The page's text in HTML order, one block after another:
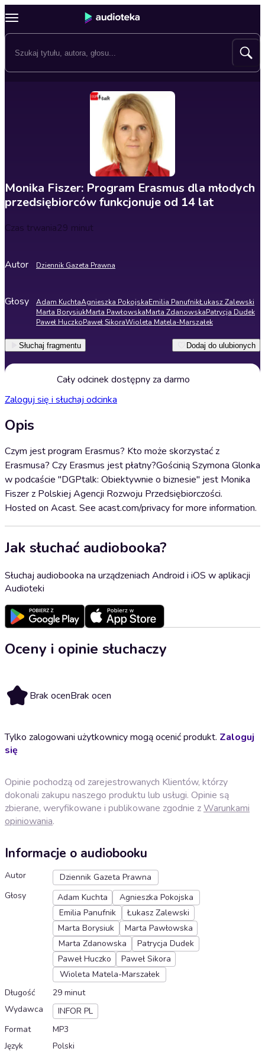
Monika Fiszer: Program Erasmus dla młodych
przedsiębiorców funkcjonuje od 14 lat
Czas trwania29 minut
Autor Dziennik Gazeta Prawna
Głosy Adam KuchtaAgnieszka PokojskaEmilia PanufnikŁukasz Zalewski
Marta BorysiukMarta PawłowskaMarta ZdanowskaPatrycja Dudek
Paweł HuczkoPaweł SikoraWioleta Matela-Marszałek
Słuchaj fragmentu Dodaj do ulubionych
Cały odcinek dostępny za darmo
Zaloguj się i słuchaj odcinka
Opis
Czym jest program Erasmus? Kto może skorzystać z
Erasmusa? Czy Erasmus jest płatny?Gościnią Szymona Glonka
w podcaście "DGPtalk: Obiektywnie o biznesie" jest Monika
Fiszer z Polskiej Agencji Rozwoju Przedsiębiorczości.
Hosted on Acast. See acast.com/privacy for more information.
Jak słuchać audiobooka?
Słuchaj audiobooka na urządzeniach Android i iOS w aplikacji
Audioteki
Oceny i opinie słuchaczy
Brak ocenBrak ocen
Tylko zalogowani użytkownicy mogą ocenić produkt. Zaloguj
się
Opinie pochodzą od zarejestrowanych Klientów, którzy
dokonali zakupu naszego produktu lub usługi. Opinie są
zbierane, weryfikowane i publikowane zgodnie zWarunkami
opiniowania.
Informacje o audiobooku
Autor
Dziennik Gazeta Prawna
Głosy
Adam Kuchta
Agnieszka Pokojska
Emilia Panufnik
Łukasz Zalewski
Marta Borysiuk
Marta Pawłowska
Marta Zdanowska
Patrycja Dudek
Paweł Huczko
Paweł Sikora
Wioleta Matela-Marszałek
Długość
29 minut
Wydawca
INFOR PL
Format
MP3
Język
Polski